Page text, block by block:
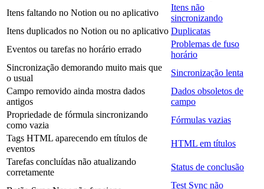
Itens faltando no Notion ou no aplicativo
Itens não
sincronizando
Itens duplicados no Notion ou no aplicativo Duplicatas
Eventos ou tarefas no horário errado
Problemas de fuso
horário
Sincronização demorando muito mais que
o usual
Sincronização lenta
Campo removido ainda mostra dados
antigos
Dados obsoletos de
campo
Propriedade de fórmula sincronizando
como vazia
Fórmulas vazias
Tags HTML aparecendo em títulos de
eventos
HTML em títulos
Tarefas concluídas não atualizando
corretamente
Status de conclusão
Test Sync não